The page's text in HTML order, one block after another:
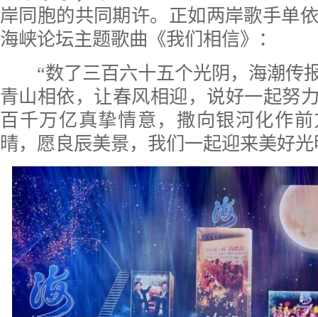
岸同胞的共同期许。正如两岸歌手单
海峡论坛主题歌曲《我们相信》：
“数了三百六十五个光阴，海潮传
青山相依，让春风相迎，说好一起努
百千万亿真挚情意，撒向银河化作
晴，愿良辰美景，我们一起迎来美好